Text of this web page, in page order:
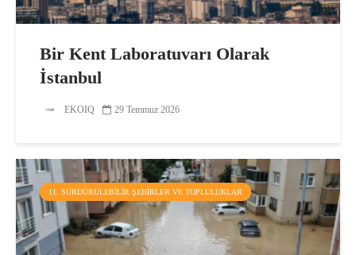
Bir Kent Laboratuvarı Olarak
İstanbul
EKOIQ 29 Temmuz 2026
11. SÜRDÜRÜLEBILIR ŞEHIRLER VE TOPLULUKLAR